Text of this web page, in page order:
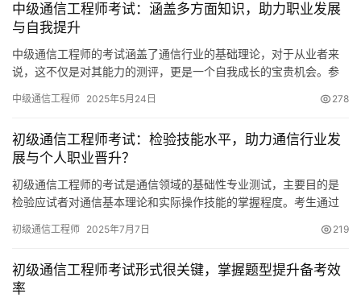
中级通信工程师考试：涵盖多方面知识，助力职业发展
与自我提升
中级通信工程师的考试涵盖了通信行业的基础理论，对于从业者来
说，这不仅是对其能力的测评，更是一个自我成长的宝贵机会。参
中级通信工程师 2025年5月24日 278
初级通信工程师考试：检验技能水平，助力通信行业发
展与个人职业晋升？
初级通信工程师的考试是通信领域的基础性专业测试，主要目的是
检验应试者对通信基本理论和实际操作技能的掌握程度。考生通过
初级通信工程师 2025年7月7日 219
初级通信工程师考试形式很关键，掌握题型提升备考效
率